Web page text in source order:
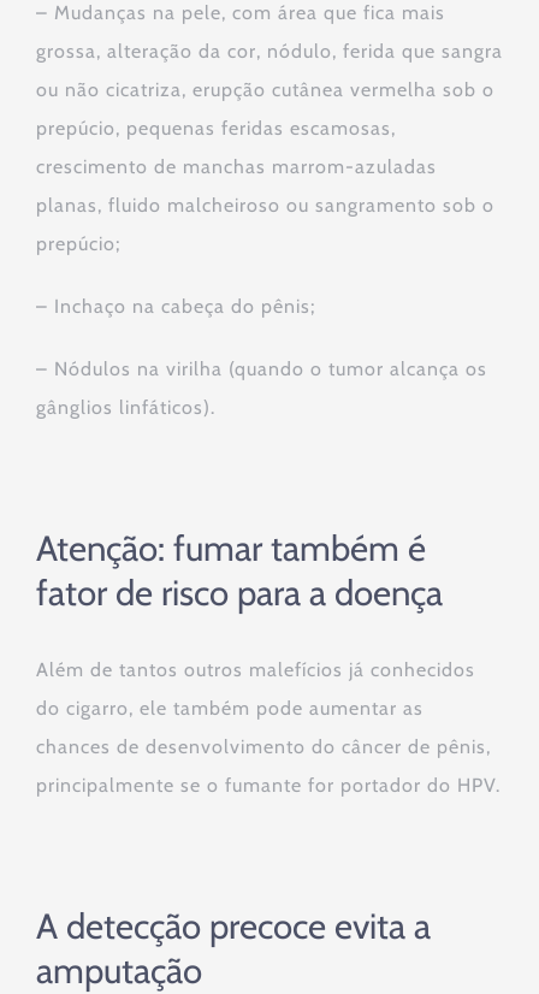
– Mudanças na pele, com área que fica mais
grossa, alteração da cor, nódulo, ferida que sangra
ou não cicatriza, erupção cutânea vermelha sob o
prepúcio, pequenas feridas escamosas,
crescimento de manchas marrom-azuladas
planas, fluido malcheiroso ou sangramento sob o
prepúcio;
– Inchaço na cabeça do pênis;
– Nódulos na virilha (quando o tumor alcança os
gânglios linfáticos).
Atenção: fumar também é
fator de risco para a doença
Além de tantos outros malefícios já conhecidos
do cigarro, ele também pode aumentar as
chances de desenvolvimento do câncer de pênis,
principalmente se o fumante for portador do HPV.
A detecção precoce evita a
amputação